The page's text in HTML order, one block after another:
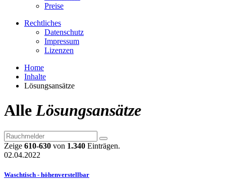
Preise
Rechtliches
Datenschutz
Impressum
Lizenzen
Home
Inhalte
Lösungsansätze
AlleLösungsansätze
Zeige 610-630 von 1.340 Einträgen.
02.04.2022
Waschtisch - höhenverstellbar